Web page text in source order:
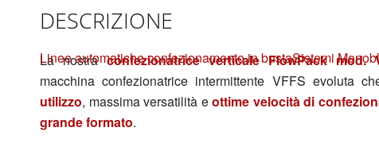
Linee automatiche confezionamento in bustaSistemi
DESCRIZIONE
La nostraconfezionatrice verticale FlowPack
macchina confezionatrice intermittente VFFS evoluta
utilizzo, massima versatilità eottime velocità di
grande formato.